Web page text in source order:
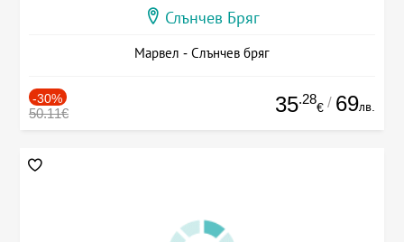
Слънчев Бряг
Марвел - Слънчев бряг
-30%
50.11€ 35.28
€ / 69лв.